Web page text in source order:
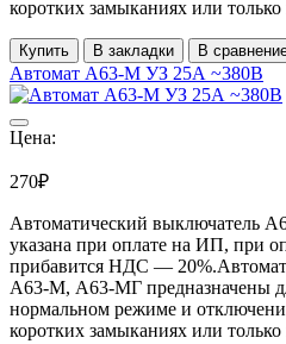
коротких замыканиях или только
Купить В закладки В
Автомат А63-М УЗ 25А ~380В
Цена:
270₽
Автоматический выключатель
указана при оплате на ИП, при
прибавится НДС ―
А63-М, А63-МГ предназначены
нормальном режиме и
коротких замыканиях или